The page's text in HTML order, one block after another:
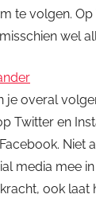
te volgen. Op
wel
je overal
Twitter en
Niet
media mee
ook laat